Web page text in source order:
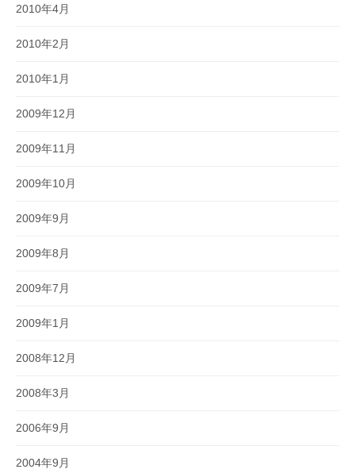
2010年4月
2010年2月
2010年1月
2009年12月
2009年11月
2009年10月
2009年9月
2009年8月
2009年7月
2009年1月
2008年12月
2008年3月
2006年9月
2004年9月